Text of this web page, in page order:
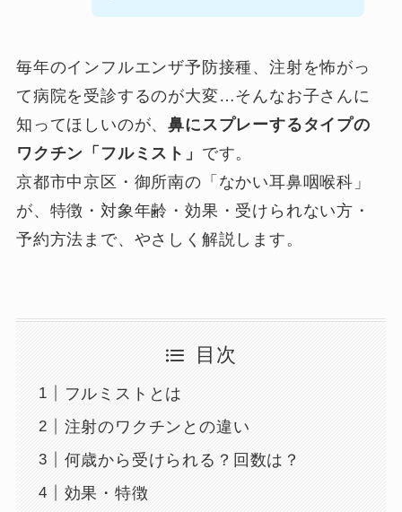
毎年のインフルエンザ予防接種、注射を怖がっ
て病院を受診するのが大変…そんなお子さんに
知ってほしいのが、鼻にスプレーするタイプの
ワクチン「フルミスト」 です。
京都市中京区・御所南の「なかい耳鼻咽喉科」
が、特徴・対象年齢・効果・受けられない方・
予約方法まで、やさしく解説します。
目次
フルミストとは
注射のワクチンとの違い
何歳から受けられる？回数は？
効果・特徴